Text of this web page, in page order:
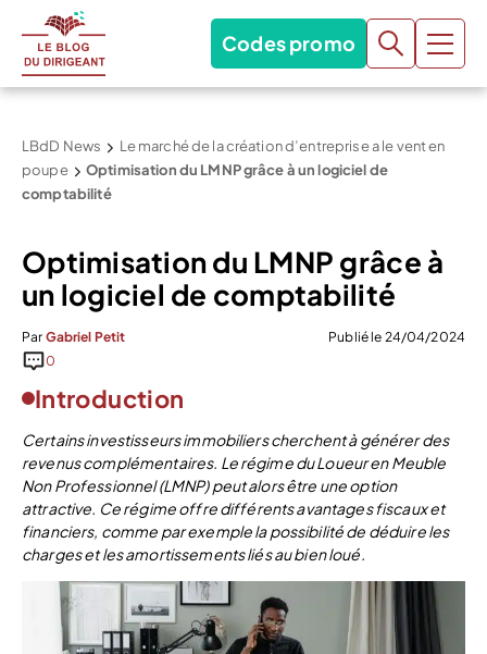
Codes promo
LBdD News
Le marché de la création d’entreprise a le vent en
poupe
Optimisation du LMNP grâce à un logiciel de
comptabilité
Optimisation du LMNP grâce à
un logiciel de comptabilité
Par Gabriel Petit
Publié le 24/04/2024
0
Introduction
Certains investisseurs immobiliers cherchent à générer des
revenus complémentaires. Le régime du Loueur en Meuble
Non Professionnel (LMNP) peut alors être une option
attractive. Ce régime offre différents avantages fiscaux et
financiers, comme par exemple la possibilité de déduire les
charges et les amortissements liés au bien loué.